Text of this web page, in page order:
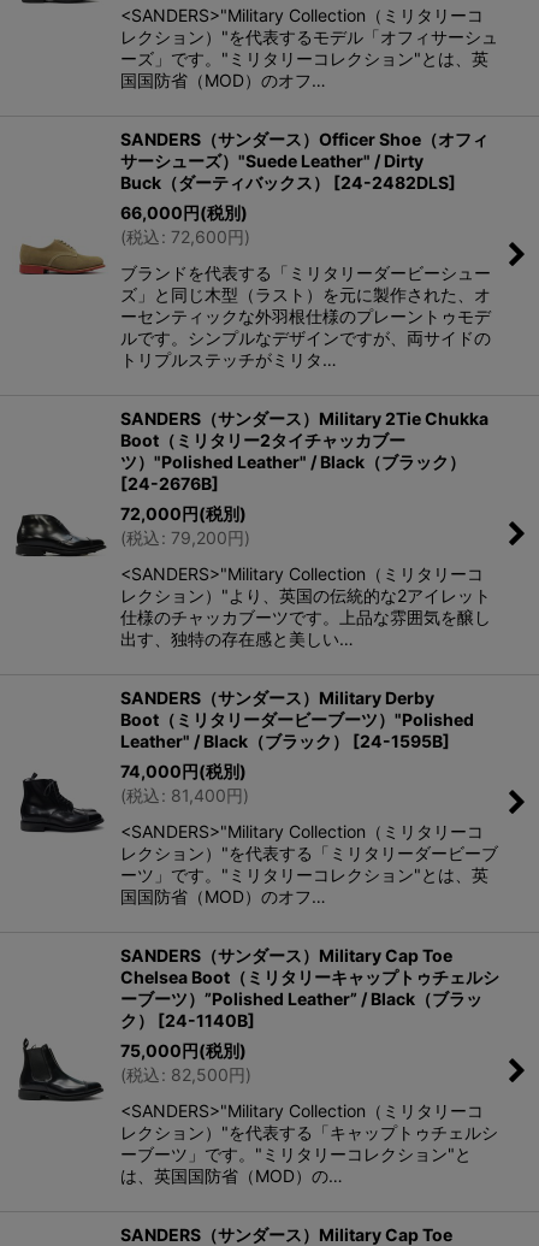
<SANDERS>"Military Collection（ミリタリーコ
レクション）"を代表するモデル「オフィサーシュ
ーズ」です。"ミリタリーコレクション"とは、英
国国防省（MOD）のオフ…
SANDERS（サンダース）Officer Shoe（オフィ
サーシューズ）"Suede Leather" / Dirty
Buck（ダーティバックス）
[24-2482DLS]
66,000円(税別)
(税込: 72,600円)
ブランドを代表する「ミリタリーダービーシュー
ズ」と同じ木型（ラスト）を元に製作された、オ
ーセンティックな外羽根仕様のプレーントゥモデ
ルです。シンプルなデザインですが、両サイドの
トリプルステッチがミリタ…
SANDERS（サンダース）Military 2Tie Chukka
Boot（ミリタリー2タイチャッカブー
ツ）"Polished Leather" / Black（ブラック）
[24-2676B]
72,000円(税別)
(税込: 79,200円)
<SANDERS>"Military Collection（ミリタリーコ
レクション）"より、英国の伝統的な2アイレット
仕様のチャッカブーツです。上品な雰囲気を醸し
出す、独特の存在感と美しい…
SANDERS（サンダース）Military Derby
Boot（ミリタリーダービーブーツ）"Polished
Leather" / Black（ブラック）
[24-1595B]
74,000円(税別)
(税込: 81,400円)
<SANDERS>"Military Collection（ミリタリーコ
レクション）"を代表する「ミリタリーダービーブ
ーツ」です。"ミリタリーコレクション"とは、英
国国防省（MOD）のオフ…
SANDERS（サンダース）Military Cap Toe
Chelsea Boot（ミリタリーキャップトゥチェルシ
ーブーツ）”Polished Leather” / Black（ブラッ
ク）
[24-1140B]
75,000円(税別)
(税込: 82,500円)
<SANDERS>"Military Collection（ミリタリーコ
レクション）"を代表する「キャップトゥチェルシ
ーブーツ」です。"ミリタリーコレクション"と
は、英国国防省（MOD）の…
SANDERS（サンダース）Military Cap Toe